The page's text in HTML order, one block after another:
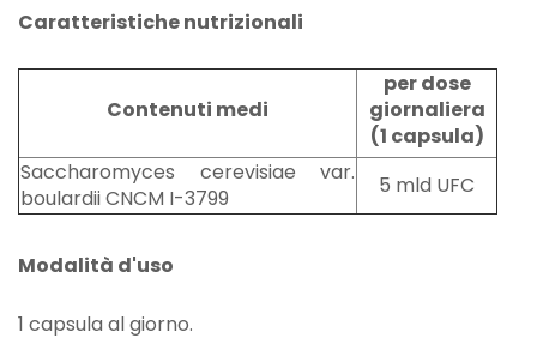
Caratteristiche nutrizionali
Contenuti medi
per dose
giornaliera
(1 capsula)
Saccharomyces cerevisiae var.
boulardii CNCM I-3799
5 mld UFC
Modalità d'uso
1 capsula al giorno.